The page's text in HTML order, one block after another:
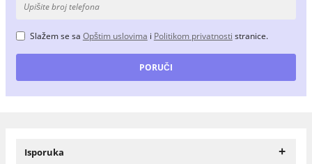
Slažem se sa Opštim uslovima i Politikom privatnosti stranice.
Isporuka +